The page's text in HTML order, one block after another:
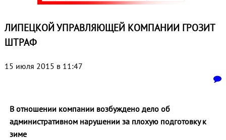
ЛИПЕЦКОЙ УПРАВЛЯЮЩЕЙ КОМПАНИИ ГРОЗИТ
ШТРАФ
15 июля 2015 в 11:47
В отношении компании возбуждено дело об
административном нарушении за плохую подготовку к
зиме